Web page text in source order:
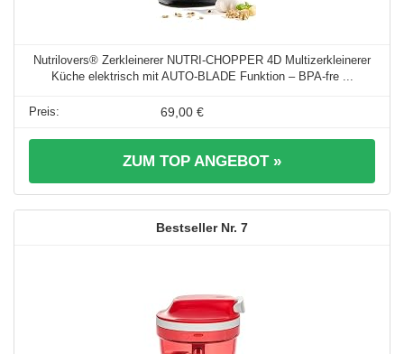
Nutrilovers® Zerkleinerer NUTRI-CHOPPER 4D Multizerkleinerer
Küche elektrisch mit AUTO-BLADE Funktion – BPA-fre ...
69,00 €
ZUM TOP ANGEBOT »
7